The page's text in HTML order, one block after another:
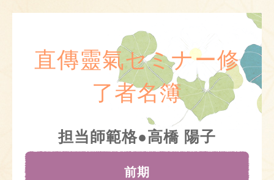
直傳靈氣セミナー修
了者名簿
担当師範格●高橋 陽子
前期